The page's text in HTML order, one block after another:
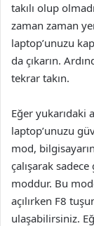
takılı olup
zaman zaman
laptop’unuzu
da çıkarın.
tekrar takın.
Eğer yukarıdaki
laptop’unuzu
mod,
çalışarak
moddur. Bu
açılırken F8
ulaşabilirsiniz.